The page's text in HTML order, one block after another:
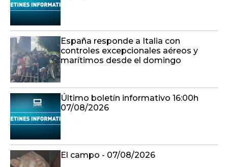
España responde a Italia con
controles excepcionales aéreos y
marítimos desde el domingo
Último boletín informativo 16:00h
07/08/2026
El campo - 07/08/2026